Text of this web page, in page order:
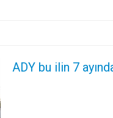
ADY bu ilin 7